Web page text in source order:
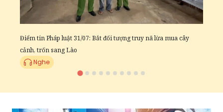
Điểm tin Pháp luật 31/07: Bắt đối tượng truy nã lừa mua cây
cảnh, trốn sang Lào
Nghe